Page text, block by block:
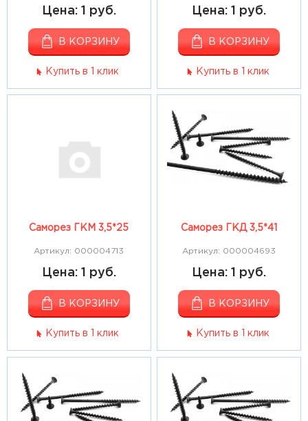
Цена: 1 руб.
В КОРЗИНУ
Купить в 1 клик
Цена: 1 руб.
В КОРЗИНУ
Купить в 1 клик
Саморез ГКМ 3,5*25
Артикул: 000004713
Цена: 1 руб.
В КОРЗИНУ
Купить в 1 клик
Саморез ГКД 3,5*41
Артикул: 000004693
Цена: 1 руб.
В КОРЗИНУ
Купить в 1 клик